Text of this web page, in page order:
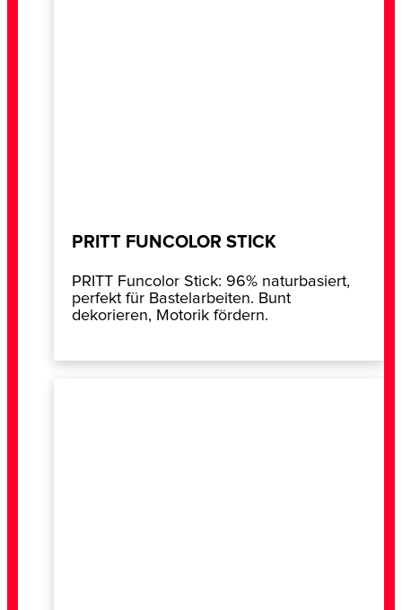
PRITT FUNCOLOR STICK
PRITT Funcolor Stick: 96% naturbasiert,
perfekt für Bastelarbeiten. Bunt
dekorieren, Motorik fördern.